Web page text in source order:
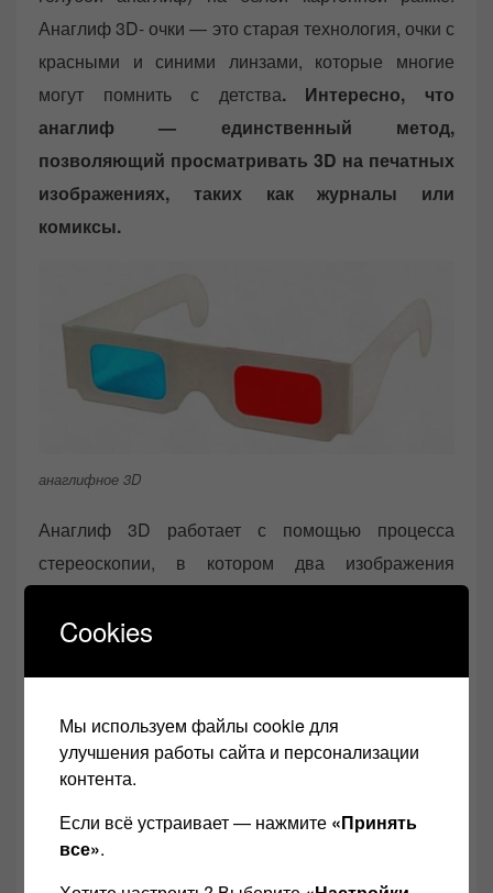
Анаглиф 3D- очки — это старая технология, очки с
красными и синими линзами, которые многие
могут помнить с детства. Интересно, что
анаглиф — единственный метод,
позволяющий просматривать 3D на печатных
изображениях, таких как журналы или
комиксы.
анаглифное 3D
Анаглиф 3D работает с помощью процесса
стереоскопии, в котором два изображения
друга.
Каждое изображение представлено разным
цветом и просматривается через линзу, которая
одновременно блокирует цвет другого
изображения, который не предназначен для
просмотра. Таким образом, каждый глаз
воспринимает только один конкретный вид, что
Cookies
Мы используем файлы cookie для
улучшения работы сайта и персонализации
контента.
Если всё устраивает — нажмите «Принять
все».